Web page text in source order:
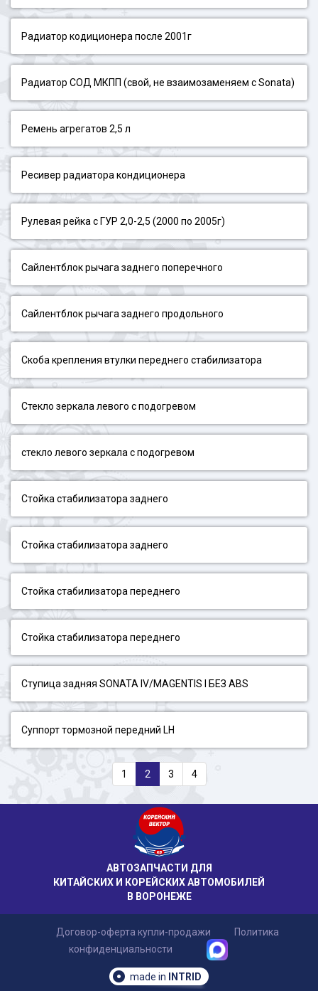
Радиатор кодиционера после 2001г
Радиатор СОД МКПП (свой, не взаимозаменяем с Sonata)
Ремень агрегатов 2,5 л
Ресивер радиатора кондиционера
Рулевая рейка с ГУР 2,0-2,5 (2000 по 2005г)
Сайлентблок рычага заднего поперечного
Сайлентблок рычага заднего продольного
Скоба крепления втулки переднего стабилизатора
Стекло зеркала левого с подогревом
стекло левого зеркала с подогревом
Стойка стабилизатора заднего
Стойка стабилизатора заднего
Стойка стабилизатора переднего
Стойка стабилизатора переднего
Ступица задняя SONATA IV/MAGENTIS I БЕЗ ABS
Суппорт тормозной передний LH
1 2 3 4
АВТОЗАПЧАСТИ ДЛЯ
КИТАЙСКИХ И КОРЕЙСКИХ АВТОМОБИЛЕЙ
В ВОРОНЕЖЕ
Договор-оферта купли-продажи
Политика
конфиденциальности
made in INTRID